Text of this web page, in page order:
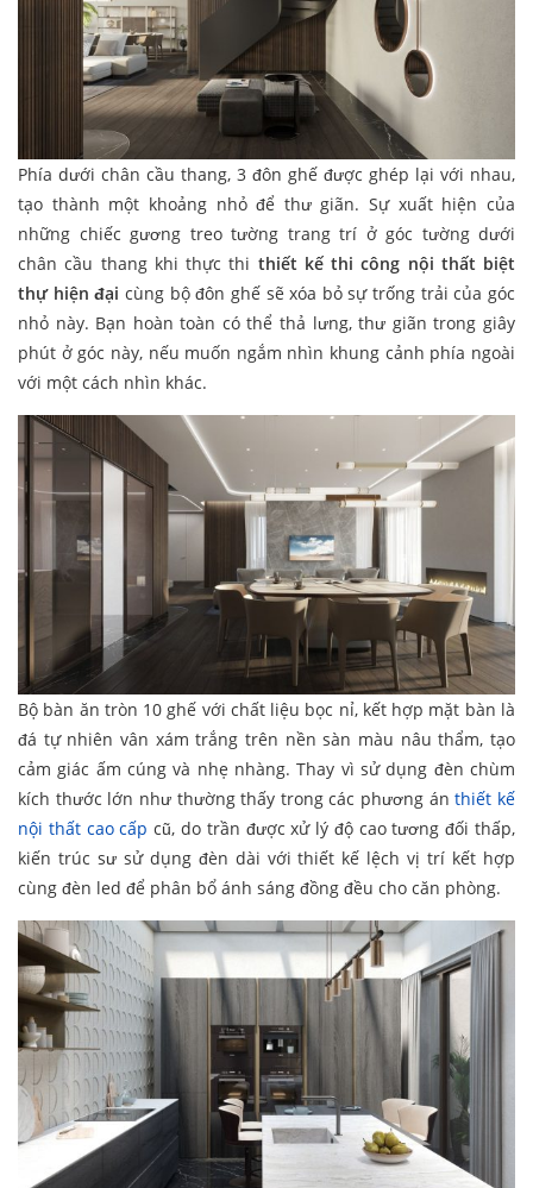
Phía dưới chân cầu thang, 3 đôn ghế được ghép lại với nhau,
tạo thành một khoảng nhỏ để thư giãn. Sự xuất hiện của
những chiếc gương treo tường trang trí ở góc tường dưới
chân cầu thang khi thực thi thiết kế thi công nội thất biệt
thự hiện đại cùng bộ đôn ghế sẽ xóa bỏ sự trống trải của góc
nhỏ này. Bạn hoàn toàn có thể thả lưng, thư giãn trong giây
phút ở góc này, nếu muốn ngắm nhìn khung cảnh phía ngoài
với một cách nhìn khác.
Bộ bàn ăn tròn 10 ghế với chất liệu bọc nỉ, kết hợp mặt bàn là
đá tự nhiên vân xám trắng trên nền sàn màu nâu thẩm, tạo
cảm giác ấm cúng và nhẹ nhàng. Thay vì sử dụng đèn chùm
kích thước lớn như thường thấy trong các phương ánthiết kế
nội thất cao cấp cũ, do trần được xử lý độ cao tương đối thấp,
kiến trúc sư sử dụng đèn dài với thiết kế lệch vị trí kết hợp
cùng đèn led để phân bổ ánh sáng đồng đều cho căn phòng.